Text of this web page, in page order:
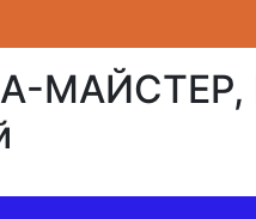
МАЙСТЕР,